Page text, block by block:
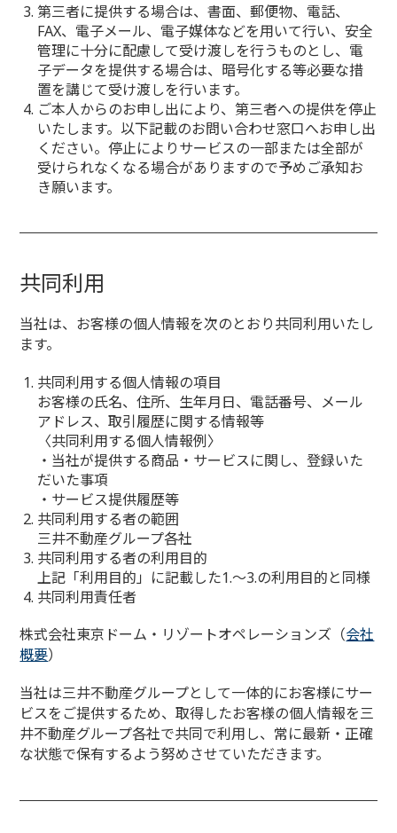
第三者に提供する場合は、書面、郵便物、電話、
FAX、電子メール、電子媒体などを用いて行い、安全
管理に十分に配慮して受け渡しを行うものとし、電
子データを提供する場合は、暗号化する等必要な措
置を講じて受け渡しを行います。
ご本人からのお申し出により、第三者への提供を停止
いたします。以下記載のお問い合わせ窓口へお申し出
ください。停止によりサービスの一部または全部が
受けられなくなる場合がありますので予めご承知お
き願います。
共同利用
当社は、お客様の個人情報を次のとおり共同利用いたし
ます。
共同利用する個人情報の項目
お客様の氏名、住所、生年月日、電話番号、メール
アドレス、取引履歴に関する情報等
〈共同利用する個人情報例〉
・当社が提供する商品・サービスに関し、登録いた
だいた事項
・サービス提供履歴等
共同利用する者の範囲
三井不動産グループ各社
共同利用する者の利用目的
上記「利用目的」に記載した1.～3.の利用目的と同様
共同利用責任者
株式会社東京ドーム・リゾートオペレーションズ（会社
概要）
当社は三井不動産グループとして一体的にお客様にサー
ビスをご提供するため、取得したお客様の個人情報を三
井不動産グループ各社で共同で利用し、常に最新・正確
な状態で保有するよう努めさせていただきます。